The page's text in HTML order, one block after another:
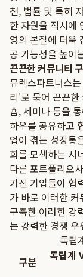
천, 법률 및 특허
한 자원을 적시에
영의 본질에 더욱
공 가능성을 높이
끈끈한 커뮤니티
뮤렉스파트너스
리'로 묶어 끈끈
숍, 세미나 등을
하우를 공유하고
업이 겪는 성장통
회를 모색하는 시
다른 포트폴리오
가진 기업들이 협
가 바로 이러한
구축한 이러한 강
는 강력한 경쟁 우
독립
구분
독립계